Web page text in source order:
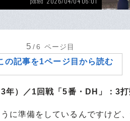
優勝し
5 /6 ページ目
の記事を1ページ目から読む
）／1回戦「5番・DH」：3
に準備をしているんですけど